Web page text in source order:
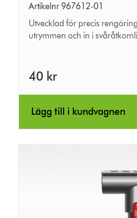
Artikelnr 967612-01
Utvecklad för precis
utrymmen och in i
40 kr
Lägg till i kundvagnen